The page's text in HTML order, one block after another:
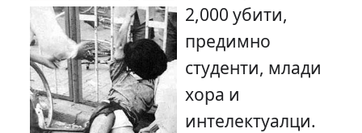
2,000 убити,
предимно
студенти, млади
хора и
интелектуалци.